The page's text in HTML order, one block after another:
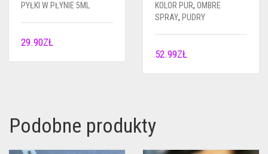
PYŁKI W PŁYNIE 5ML
29.90ZŁ
KOLOR PUR, OMBRE
SPRAY, PUDRY
52.99ZŁ
Podobne produkty